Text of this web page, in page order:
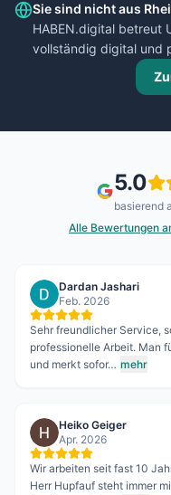
Sie sind nicht aus
HABEN.digital betreut
vollständig digital und
5.0
basierend
Alle Bewertungen
Dardan Jashari
Feb. 2026
Sehr freundlicher Service,
professionelle Arbeit. Man
und merkt sofor… mehr
Heiko Geiger
Apr. 2026
Wir arbeiten seit fast 10
Herr Hupfauf steht immer